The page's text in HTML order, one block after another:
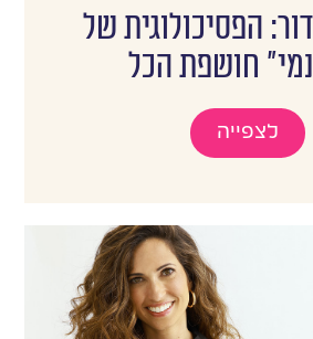
הפסיכולוגית של
חושפת הכל
לצפייה